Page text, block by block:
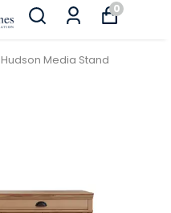
0
Hudson Media Stand